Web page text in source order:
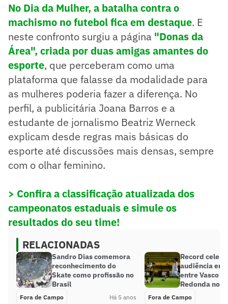
No Dia da Mulher, a batalha contra o
machismo no futebol fica em destaque. E
neste confronto surgiu a página "Donas da
Área", criada por duas amigas amantes do
esporte, que perceberam como uma
plataforma que falasse da modalidade para
as mulheres poderia fazer a diferença. No
perfil, a publicitária Joana Barros e a
estudante de jornalismo Beatriz Werneck
explicam desde regras mais básicas do
esporte até discussões mais densas, sempre
com o olhar feminino.
> Confira a classificação atualizada dos
campeonatos estaduais e simule os
resultados do seu time!
RELACIONADAS
Sandro Dias comemora
reconhecimento do
Skate como profissão no
Brasil
Fora de Campo Há 5 anos
Record
audiência em
entre Vasco e
Redonda no
Fora de Campo